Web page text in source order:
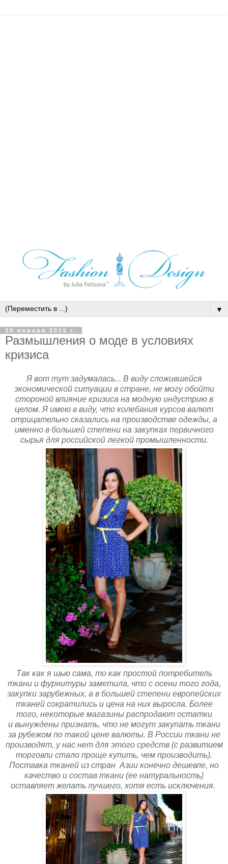
▼
30 января 2015 г.
Размышления о моде в условиях
кризиса
Я вот тут задумалась... В виду сложившейся
экономической ситуации в стране, не могу обойти
стороной влияние кризиса на модную индустрию в
целом. Я имею в виду, что колебания курсов валют
отрицательно сказались на производстве одежды, а
именно в большей степени на закупках первичного
сырья для российской легкой промышленности.
Так как я шью сама, то как простой потребитель
ткани и фурнитуры заметила, что с осени того года,
закупки зарубежных, а в большей степени европейских
тканей сократились и цена на них выросла. Более
того, некоторые магазины распродают остатки
и вынуждены признать, что не могут закупать ткани
за рубежом по такой цене валюты. В России ткани не
производят, у нас нет для этого средств (с развитием
торговли стало проще купить, чем производить).
Поставка тканей из стран Азии конечно дешевле, но
качество и состав ткани (ее натуральность)
оставляет желать лучшего, хотя есть исключения.